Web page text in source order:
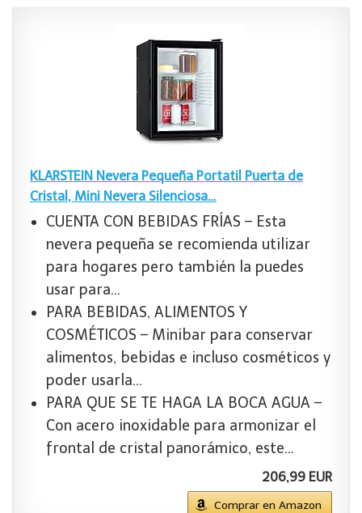
KLARSTEIN Nevera Pequeña Portatil Puerta de
Cristal, Mini Nevera Silenciosa…
CUENTA CON BEBIDAS FRÍAS – Esta
nevera pequeña se recomienda utilizar
para hogares pero también la puedes
usar para…
PARA BEBIDAS, ALIMENTOS Y
COSMÉTICOS – Minibar para conservar
alimentos, bebidas e incluso cosméticos y
poder usarla…
PARA QUE SE TE HAGA LA BOCA AGUA –
Con acero inoxidable para armonizar el
frontal de cristal panorámico, este…
206,99 EUR
Comprar en Amazon